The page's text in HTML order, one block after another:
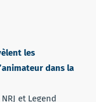
les
dans la
et Legend